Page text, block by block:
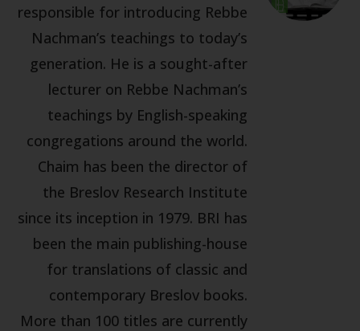
responsible for introducing Rebbe
Nachman’s teachings to today’s
generation. He is a sought-after
lecturer on Rebbe Nachman’s
teachings by English-speaking
congregations around the world.
Chaim has been the director of
the Breslov Research Institute
since its inception in 1979. BRI has
been the main publishing-house
for translations of classic and
contemporary Breslov books.
More than 100 titles are currently